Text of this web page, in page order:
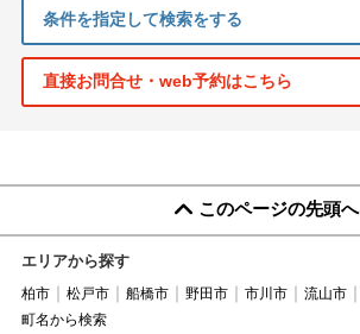
条件を指定して検索をする
直接お問合せ・web予約はこちら
このページの先頭へ
エリアから探す
柏市 松戸市 船橋市 野田市 市川市 流山市
町名から検索